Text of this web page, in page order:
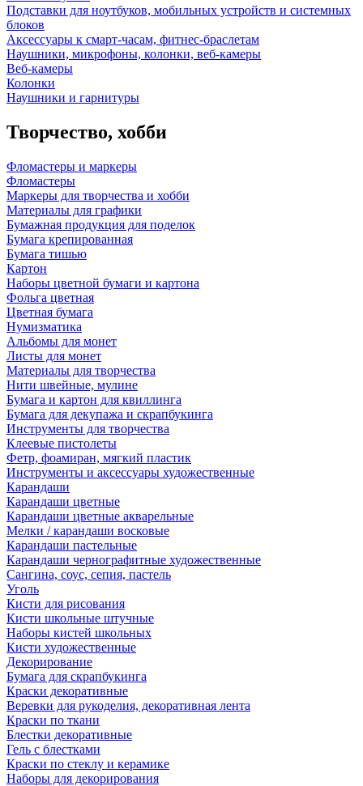
Подставки для ноутбуков, мобильных устройств и системных
блоков
Аксессуары к смарт-часам, фитнес-браслетам
Наушники, микрофоны, колонки, веб-камеры
Веб-камеры
Колонки
Наушники и гарнитуры
Творчество, хобби
Фломастеры и маркеры
Фломастеры
Маркеры для творчества и хобби
Материалы для графики
Бумажная продукция для поделок
Бумага крепированная
Бумага тишью
Картон
Наборы цветной бумаги и картона
Фольга цветная
Цветная бумага
Нумизматика
Альбомы для монет
Листы для монет
Материалы для творчества
Нити швейные, мулине
Бумага и картон для квиллинга
Бумага для декупажа и скрапбукинга
Инструменты для творчества
Клеевые пистолеты
Фетр, фоамиран, мягкий пластик
Инструменты и аксессуары художественные
Карандаши
Карандаши цветные
Карандаши цветные акварельные
Мелки / карандаши восковые
Карандаши пастельные
Карандаши чернографитные художественные
Сангина, соус, сепия, пастель
Уголь
Кисти для рисования
Кисти школьные штучные
Наборы кистей школьных
Кисти художественные
Декорирование
Бумага для скрапбукинга
Краски декоративные
Веревки для рукоделия, декоративная лента
Краски по ткани
Блестки декоративные
Гель с блестками
Краски по стеклу и керамике
Наборы для декорирования